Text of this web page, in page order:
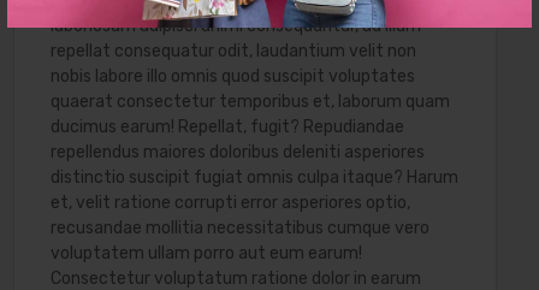
laboriosam adipisci animi consequuntur, ad illum
repellat consequatur odit, laudantium velit non
nobis labore illo omnis quod suscipit voluptates
quaerat consectetur temporibus et, laborum quam
ducimus earum! Repellat, fugit? Repudiandae
repellendus maiores doloribus deleniti asperiores
distinctio suscipit fugiat omnis culpa itaque? Harum
et, velit ratione corrupti error asperiores optio,
recusandae mollitia necessitatibus cumque vero
voluptatem ullam porro aut eum earum!
Consectetur voluptatum ratione dolor in earum